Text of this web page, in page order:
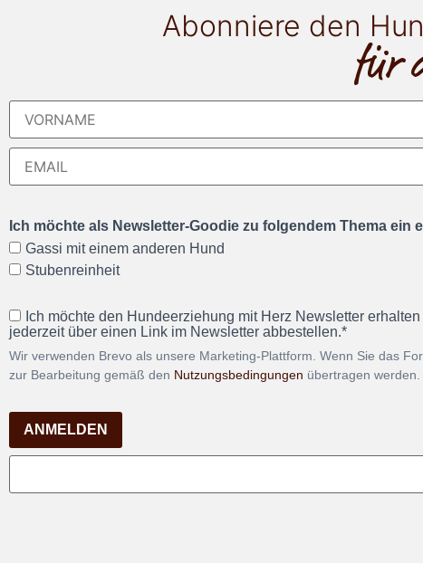
Abonniere den
für
Ich möchte als Newsletter-Goodie zu folgendem Thema ein
Gassi mit einem anderen Hund
Stubenreinheit
Ich möchte den Hundeerziehung mit Herz Newsletter
jederzeit über einen Link im Newsletter abbestellen.*
Wir verwenden Brevo als unsere Marketing-Plattform. Wenn Sie das
zur Bearbeitung gemäß den Nutzungsbedingungen übertragen werden.
ANMELDEN